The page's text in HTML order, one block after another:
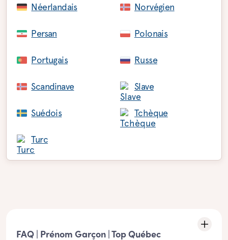
Néerlandais Norvégien
Persan Polonais
Portugais Russe
Scandinave Slave
Suédois Tchèque
Turc
FAQ | Prénom Garçon | Top Québec